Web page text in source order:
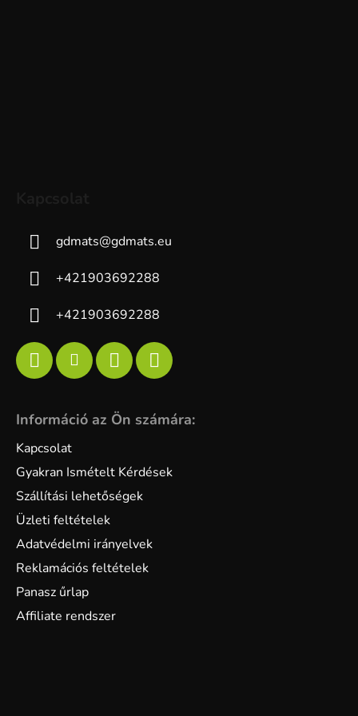
gdmats@gdmats.eu
+421903692288
+421903692288
Információ az Ön számára:
Kapcsolat
Gyakran Ismételt Kérdések
Szállítási lehetőségek
Üzleti feltételek
Adatvédelmi irányelvek
Reklamációs feltételek
Panasz űrlap
Affiliate rendszer